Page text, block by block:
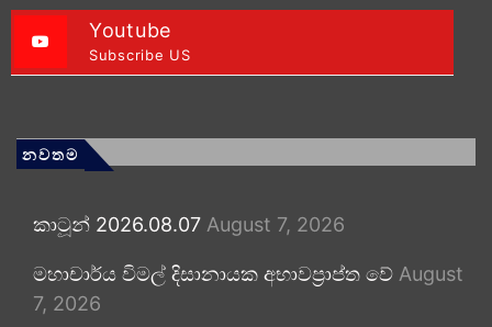
Youtube
Subscribe US
නවතම
කාටූන් 2026.08.07 August 7, 2026
මහාචාර්ය විමල් දිසානායක අභාවප්‍රාප්ත වේ August
7, 2026